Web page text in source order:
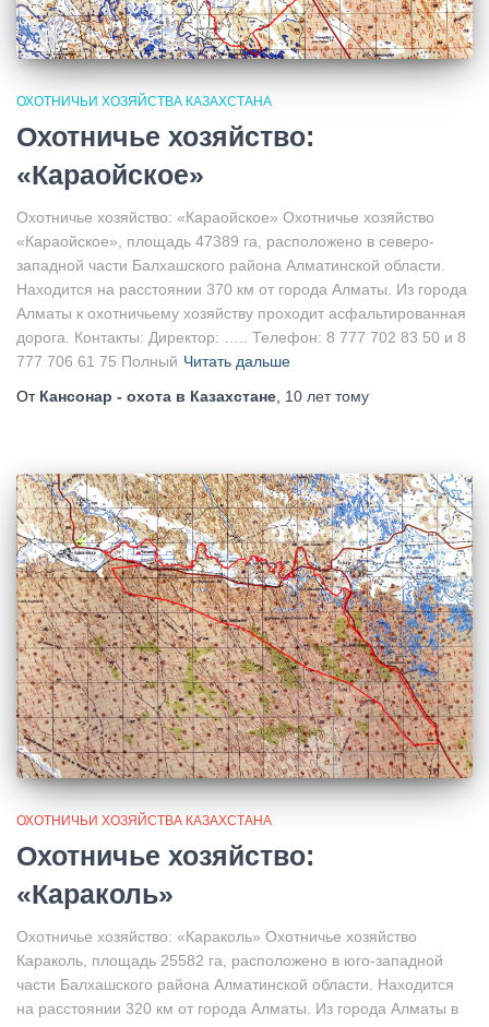
ОХОТНИЧЬИ ХОЗЯЙСТВА КАЗАХСТАНА
Охотничье хозяйство:
«Караойское»
Охотничье хозяйство: «Караойское» Охотничье хозяйство
«Караойское», площадь 47389 га, расположено в северо-
западной части Балхашского района Алматинской области.
Находится на расстоянии 370 км от города Алматы. Из города
Алматы к охотничьему хозяйству проходит асфальтированная
дорога. Контакты: Директор: ….. Телефон: 8 777 702 83 50 и 8
777 706 61 75 Полный Читать дальше
От Кансонар - охота в Казахстане 10 леттому
ОХОТНИЧЬИ ХОЗЯЙСТВА КАЗАХСТАНА
Охотничье хозяйство:
«Караколь»
Охотничье хозяйство: «Караколь» Охотничье хозяйство
Караколь, площадь 25582 га, расположено в юго-западной
части Балхашского района Алматинской области. Находится
на расстоянии 320 км от города Алматы. Из города Алматы в